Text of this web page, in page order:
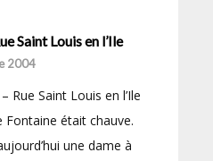
Saint Louis en l’Ile
2004
Rue Saint Louis en l’Ile
Fontaine était chauve.
une dame à